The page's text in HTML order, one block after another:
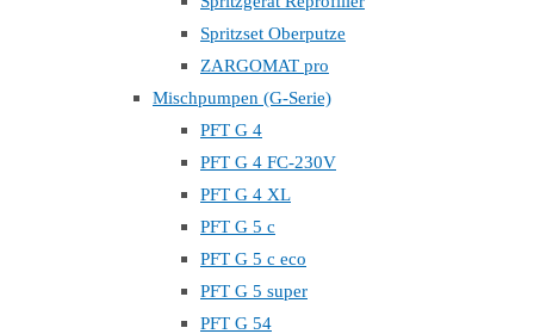
Spritzset Oberputze
ZARGOMAT pro
Mischpumpen (G-Serie)
PFT G 4
PFT G 4 FC-230V
PFT G 4 XL
PFT G 5 c
PFT G 5 c eco
PFT G 5 super
PFT G 54